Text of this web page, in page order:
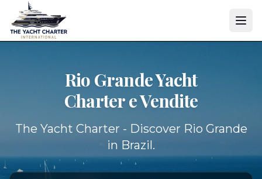
Rio Grande Yacht
Charter e Vendite
The Yacht Charter - Discover Rio Grande
in Brazil.